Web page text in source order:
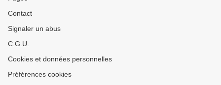
Contact
Signaler un abus
C.G.U.
Cookies et données personnelles
Préférences cookies